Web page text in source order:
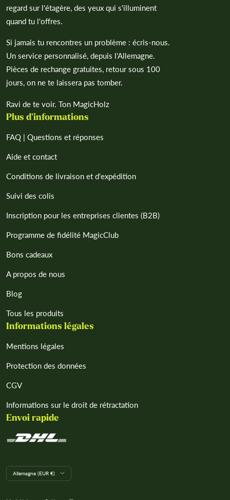
regard sur l'étagère, des yeux qui s'illuminent
quand tu l'offres.
Si jamais tu rencontres un problème : écris-nous.
Un service personnalisé, depuis l'Allemagne.
Pièces de rechange gratuites, retour sous 100
jours, on ne te laissera pas tomber.
Ravi de te voir. Ton MagicHolz
Plus d'informations
FAQ | Questions et réponses
Aide et contact
Conditions de livraison et d'expédition
Suivi des colis
Inscription pour les entreprises clientes (B2B)
Programme de fidélité MagicClub
Bons cadeaux
A propos de nous
Blog
Tous les produits
Informations légales
Mentions légales
Protection des données
CGV
Informations sur le droit de rétractation
Envoi rapide
L
a
Allemagne (EUR €)